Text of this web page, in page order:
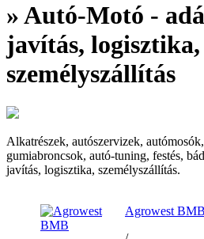
» Autó-Motó -
javítás, logisztika,
személyszállítás
Alkatrészek, autószervizek,
gumiabroncsok, autó-tuning, festés,
javítás, logisztika, személyszállítás.
Agrowest BMB